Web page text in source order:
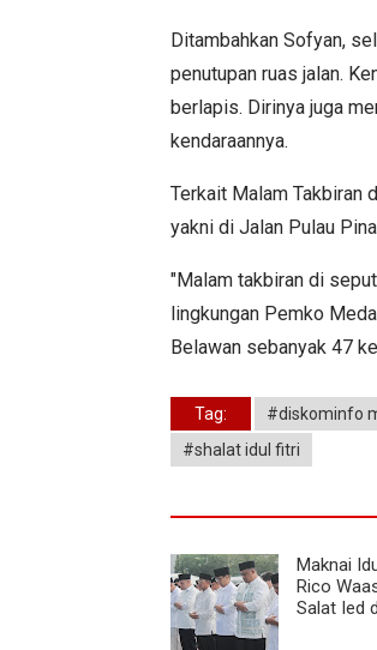
Ditambahkan Sofyan,
penutupan ruas jalan.
berlapis. Dirinya juga
kendaraannya.
Terkait Malam Takbiran
yakni di Jalan Pulau
"Malam takbiran di
lingkungan Pemko
Belawan sebanyak 47
Tag: #diskominfo
#shalat idul fitri
Maknai
Rico
Salat Ied